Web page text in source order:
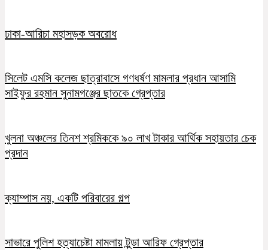
ঢাকা-আরিচা মহাসড়ক অবরোধ
সিলেট এমসি কলেজ ছাত্রাবাসে গণধর্ষণ মামলার প্রধান আসামি
সাইফুর রহমান সুনামগঞ্জের ছাতকে গ্রেপ্তার
খুলনা অঞ্চলের তিনশ শ্রমিককে ৯০ লাখ টাকার আর্থিক সহায়তার চেক
প্রদান
ক্যাম্পাস নয়, একটি পরিবারের গল্প
সাভারে পুলিশ হত্যাচেষ্টা মামলায় টুন্ডা আরিফ গ্রেপ্তার